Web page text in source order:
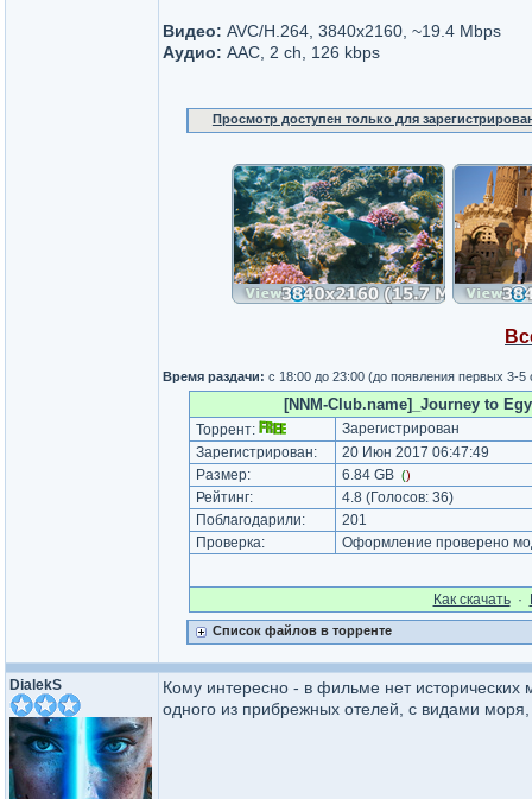
Видео: AVC/H.264, 3840х2160, ~19.4 Mbps
Аудио: AAC, 2 ch, 126 kbps
Просмотр доступен только для
Время раздачи: с 18:00 до 23:00 (до появления первых 3-5
[NNM-Club.name]_Journey to
Торрент:
Зарегистрирован
Зарегистрирован:
20 Июн 2017 06:47:49
Размер:
6.84 GB ()
Рейтинг: 4.8 (Голосов: 36)
Поблагодарили:
201
Проверка:
Оформление проверено
Как cкачать·
Список файлов в торренте
DialekS
Кому интересно - в фильме нет исторических
одного из прибрежных отелей, с видами